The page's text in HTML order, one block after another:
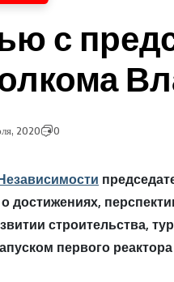
с
2020 0
достижениях,
строительства,
первого